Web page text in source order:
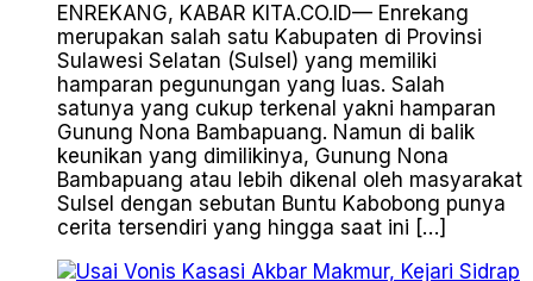
ENREKANG, KABAR KITA.CO.ID— Enrekang
merupakan salah satu Kabupaten di Provinsi
Sulawesi Selatan (Sulsel) yang memiliki
hamparan pegunungan yang luas. Salah
satunya yang cukup terkenal yakni hamparan
Gunung Nona Bambapuang. Namun di balik
keunikan yang dimilikinya, Gunung Nona
Bambapuang atau lebih dikenal oleh masyarakat
Sulsel dengan sebutan Buntu Kabobong punya
cerita tersendiri yang hingga saat ini […]